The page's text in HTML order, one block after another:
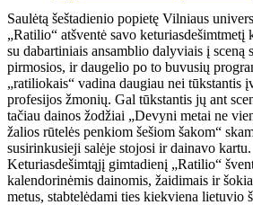
Saulėtą šeštadienio popietę Vilniaus
„Ratilio“ atšventė savo keturiasdešimtmetį
su dabartiniais ansamblio dalyviais į sceną
pirmosios, ir daugelio po to buvusių
„ratiliokais“ vadina daugiau nei tūkstantis
profesijos žmonių. Gal tūkstantis jų ant
tačiau dainos žodžiai „Devyni metai ne
žalios rūtelės penkiom šešiom šakom“
susirinkusieji salėje stojosi ir dainavo kartu.
Keturiasdešimtąjį gimtadienį „Ratilio“
kalendorinėmis dainomis, žaidimais ir
metus, stabtelėdami ties kiekviena lietuvio